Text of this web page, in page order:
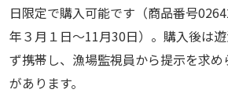
日限定で購入可能です（商品番号
年３月１日〜11月30日）。購入後は
ず携帯し、漁場監視員から提示を求
があります。